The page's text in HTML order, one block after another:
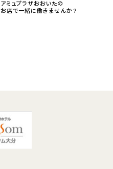
アミュプラザおおいたの
お店で一緒に働きませんか？